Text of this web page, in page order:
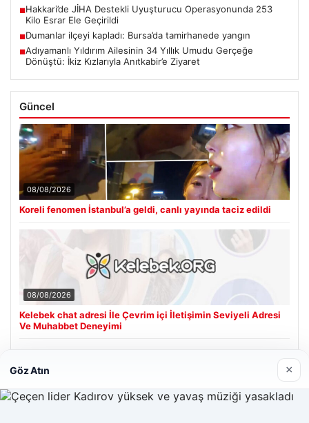
■Hakkari’de JİHA Destekli Uyuşturucu Operasyonunda 253
Kilo Esrar Ele Geçirildi
■Dumanlar ilçeyi kapladı: Bursa’da tamirhanede yangın
■Adıyamanlı Yıldırım Ailesinin 34 Yıllık Umudu Gerçeğe
Dönüştü: İkiz Kızlarıyla Anıtkabir’e Ziyaret
Güncel
08/08/2026
Koreli fenomen İstanbul’a geldi, canlı yayında taciz edildi
08/08/2026
Kelebek chat adresi İle Çevrim içi İletişimin Seviyeli Adresi
Ve Muhabbet Deneyimi
Göz Atın ×